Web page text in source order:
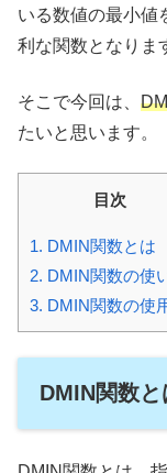
いる数値の最小値
利な関数となりま
そこで今回は、
たいと思います。
目次
1. DMIN関数とは
2. DMIN関数の使
3. DMIN関数の使
DMIN関数と